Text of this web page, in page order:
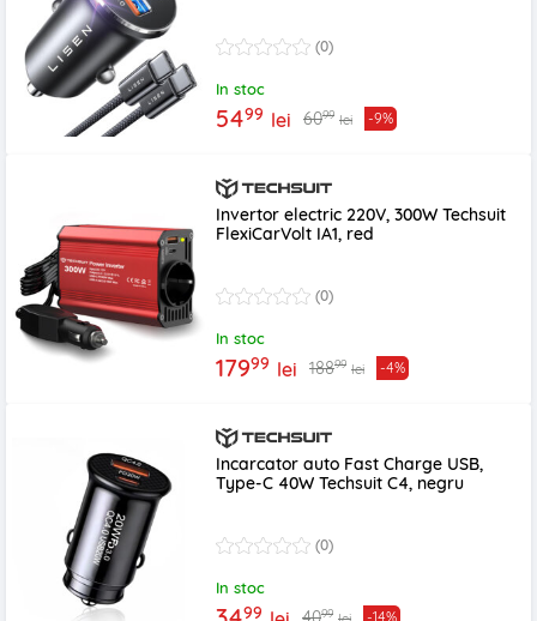
(0)
In stoc
5499 lei 6099 lei -9%
Invertor electric 220V, 300W Techsuit
FlexiCarVolt IA1, red
(0)
In stoc
17999 lei 18899 lei -4%
Incarcator auto Fast Charge USB,
Type-C 40W Techsuit C4, negru
(0)
In stoc
99 99 -14%